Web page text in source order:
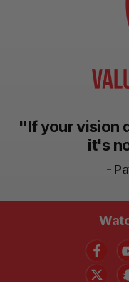
"If your vision
it's
-